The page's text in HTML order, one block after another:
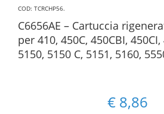
COD: TCRCHP56.
C6656AE – Cartuccia
per 410, 450C, 450CBI,
5150, 5150 C, 5151, 5160,
€ 8,86